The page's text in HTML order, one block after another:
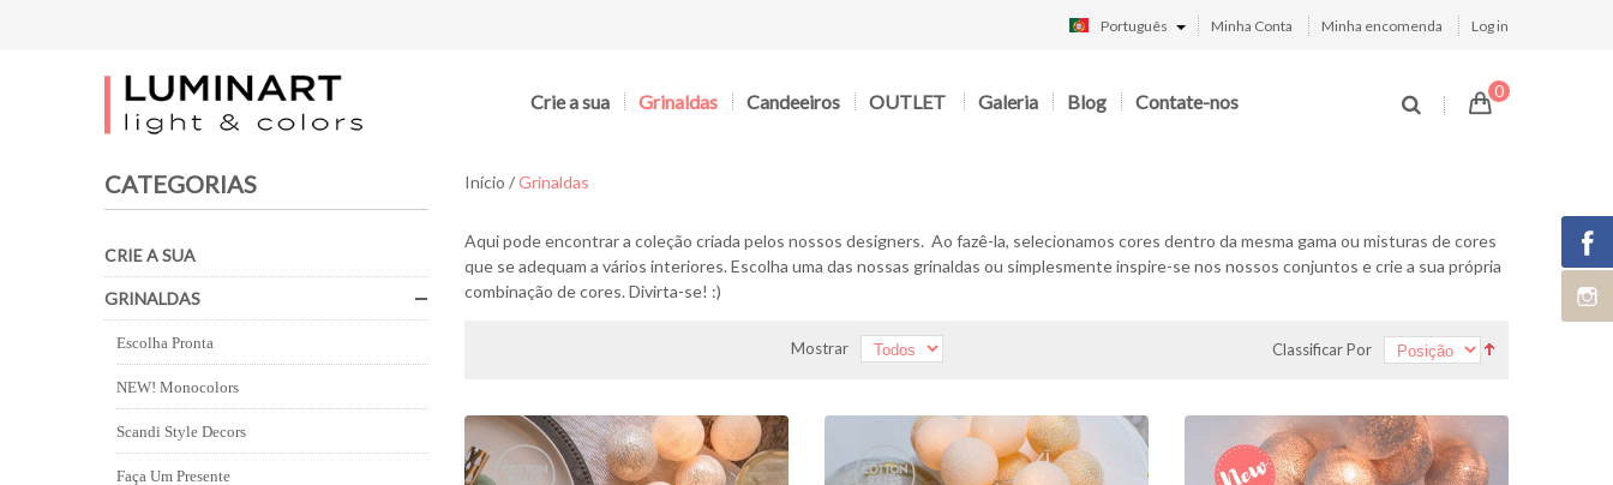
Minha Conta Minha encomenda Log in
Português
0
Crie a sua Grinaldas Candeeiros OUTLET Galeria Blog Contate-nos
CATEGORIAS
CRIE A SUA
GRINALDAS
Escolha Pronta
NEW! Monocolors
Scandi Style Decors
Faça Um Presente
Início /Grinaldas
Aqui pode encontrar a coleção criada pelos nossos designers. Ao fazê-la, selecionamos cores dentro da mesma gama ou misturas de cores
que se adequam a vários interiores. Escolha uma das nossas grinaldas ou simplesmente inspire-se nos nossos conjuntos e crie a sua própria
combinação de cores. Divirta-se! :)
Classificar Por
Mostrar